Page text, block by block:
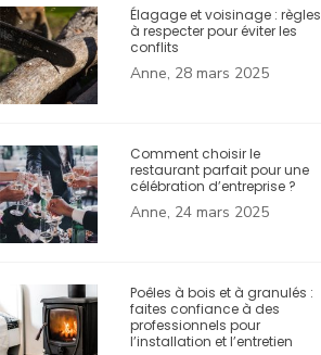
Élagage et voisinage : règles
à respecter pour éviter les
conflits
Anne, 28 mars 2025
Comment choisir le
restaurant parfait pour une
célébration d’entreprise ?
Anne, 24 mars 2025
Poêles à bois et à granulés :
faites confiance à des
professionnels pour
l’installation et l’entretien